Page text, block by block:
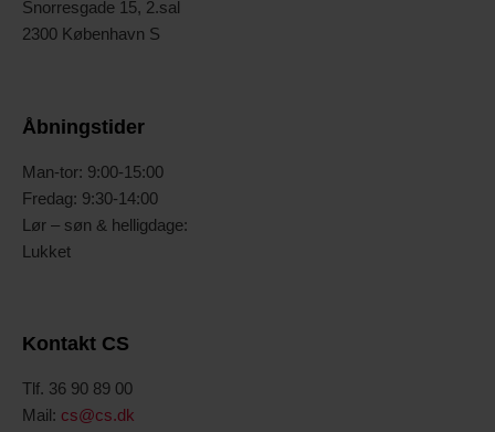
Snorresgade 15, 2.sal
2300 København S
Åbningstider
Man-tor: 9:00-15:00
Fredag: 9:30-14:00
Lør – søn & helligdage:
Lukket
Kontakt CS
Tlf. 36 90 89 00
Mail: cs@cs.dk